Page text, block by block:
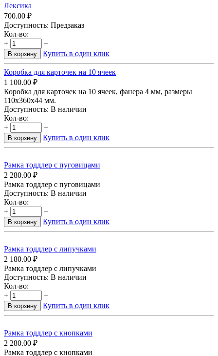
Лексика
700.00 ₽
Доступность: Предзаказ
Кол-во:
+
−
В корзину Купить в один клик
Коробка для карточек на 10 ячеек
1 100.00 ₽
Коробка для карточек на 10 ячеек, фанера 4 мм, размеры
110х360х44 мм.
Доступность: В наличии
Кол-во:
+
−
В корзину Купить в один клик
Рамка тоддлер с пуговицами
2 280.00 ₽
Рамка тоддлер с пуговицами
Доступность: В наличии
Кол-во:
+
−
В корзину Купить в один клик
Рамка тоддлер с липучками
2 180.00 ₽
Рамка тоддлер с липучками
Доступность: В наличии
Кол-во:
+
−
В корзину Купить в один клик
Рамка тоддлер с кнопками
2 280.00 ₽
Рамка тоддлер с кнопками